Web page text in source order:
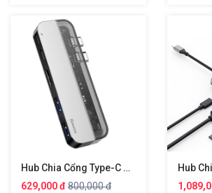
Hub Chia Cổng Type-C Hỗ Trợ Sạc Nhanh 100W 5 In 1 Hiệu Baseus Tranparents Series
629,000 đ 800,000 đ